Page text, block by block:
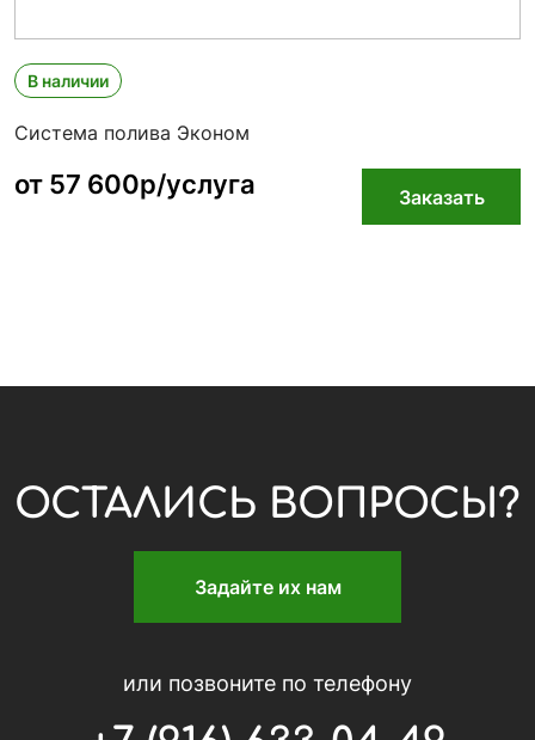
В наличии
Система полива Эконом
от 57 600р/услуга Заказать
ОСТАЛИСЬ ВОПРОСЫ?
Задайте их нам
или позвоните по телефону